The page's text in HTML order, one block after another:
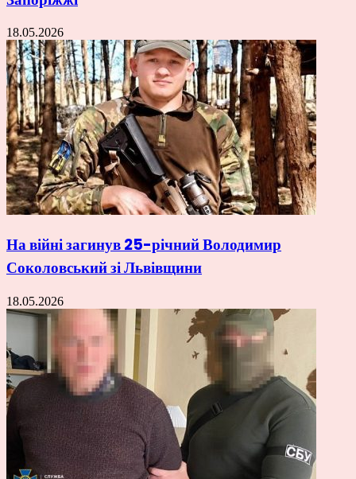
18.05.2026
На війні загинув 25-річний Володимир
Соколовський зі Львівщини
18.05.2026